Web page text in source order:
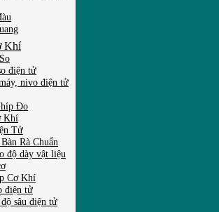
Khí
điện tử
nivo điện tử
Đo
Khí
Tử
Rà Chuẩn
độ dày vật liệu
Cơ Khí
điện tử
sâu điện tử